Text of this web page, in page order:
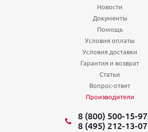
Новости
Документы
Помощь
Условия оплаты
Условия доставки
Гарантия и возврат
Статьи
Вопрос-ответ
Производители
8 (800) 500-15-97
8 (495) 212-13-07